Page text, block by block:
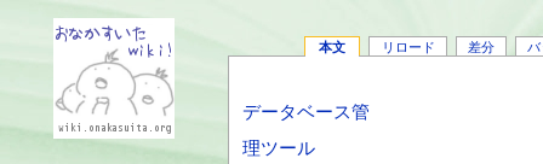
本文 リロード 差分 バ
データベース管
理ツール